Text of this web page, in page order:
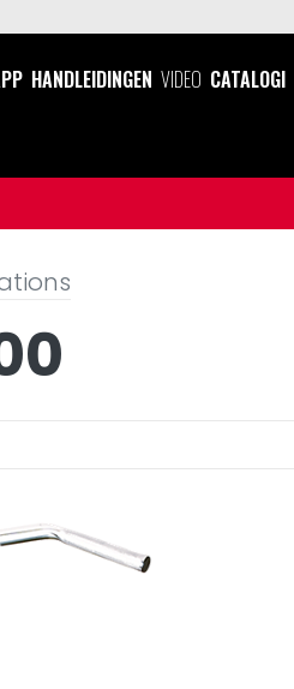
HANDLEIDINGEN VIDEO CATALOGI